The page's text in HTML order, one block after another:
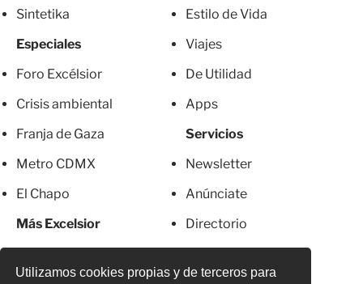
Utilizamos cookies propias y de terceros para
Sintetika
Especiales
Foro Excélsior
Crisis ambiental
Franja de Gaza
Metro CDMX
El Chapo
Más Excelsior
Estilo de Vida
Viajes
De Utilidad
Apps
Servicios
Newsletter
Anúnciate
Directorio